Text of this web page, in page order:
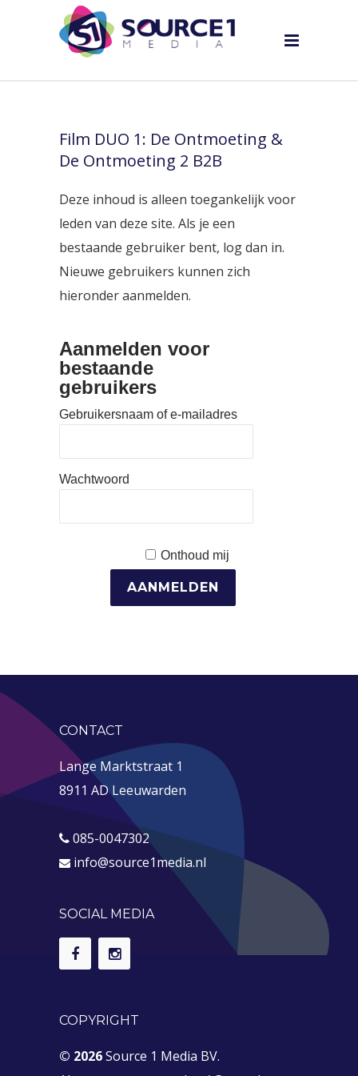
Film DUO 1: De Ontmoeting &
De Ontmoeting 2 B2B
Deze inhoud is alleen toegankelijk voor
leden van deze site. Als je een
bestaande gebruiker bent, log dan in.
Nieuwe gebruikers kunnen zich
hieronder aanmelden.
Aanmelden voor
bestaande
gebruikers
Gebruikersnaam of e-mailadres
Wachtwoord
Onthoud mij
CONTACT
Lange Marktstraat 1
8911 AD Leeuwarden
085-0047302
info@source1media.nl
SOCIAL MEDIA
COPYRIGHT
© 2026Source 1 Media BV.